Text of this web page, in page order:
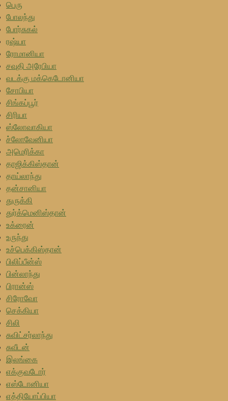
பெரு
போலந்து
போர்சுகல்
ரஷ்யா
ரோமானியா
சவுதி அரேபியா
வடக்கு மக்கெடோனியா
சோபியா
சிங்கப்பூர்
சிரியா
ஸ்லோவாகியா
ச்லோவேனியா
அமெரிக்கா
தாஜிக்கிஸ்தான்
தாய்லாந்து
தன்சானியா
துருக்கி
துர்க்மெனிஸ்தான்
உக்ரைன்
உருந்து
உச்பெக்கிஸ்தான்
பிலிப்பீன்ஸ்
பின்லாந்து
பிரான்ஸ்
சிரோவோ
செக்கியா
சிலி
சுவிட்சர்லாந்து
சுவீடன்
இலங்கை
எக்குவடோர்
எஸ்டோனியா
எத்தியோப்பியா